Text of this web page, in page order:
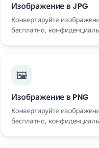
Изображение в JPG
Конвертируйте
бесплатно,
🖼️
Изображение в PNG
Конвертируйте
бесплатно,